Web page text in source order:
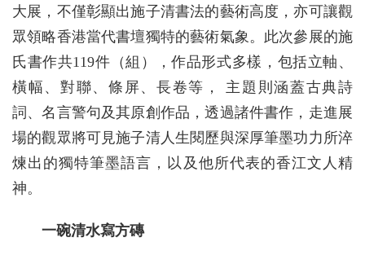
大展，不僅彰顯出施子清書法的藝術高度，亦可讓觀
眾領略香港當代書壇獨特的藝術氣象。此次參展的施
氏書作共119件（組），作品形式多樣，包括立軸、
橫幅、對聯、條屏、長卷等， 主題則涵蓋古典詩
詞、名言警句及其原創作品，透過諸件書作，走進展
場的觀眾將可見施子清人生閱歷與深厚筆墨功力所淬
煉出的獨特筆墨語言，以及他所代表的香江文人精
神。
一碗清水寫方磚